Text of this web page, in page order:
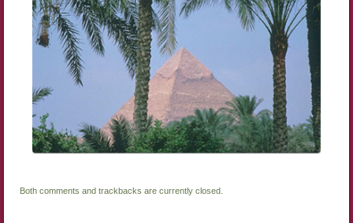
Both comments and trackbacks are currently closed.